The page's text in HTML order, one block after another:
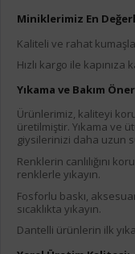
Miniklerimiz En
Kaliteli ve rahat
Hızlı kargo ile kapınıza
Yıkama ve Bakım
Ürünlerimiz, kaliteyi
üretilmiştir. Yıkama ve
giysilerinizi daha uzun
Renklerin canlılığını
renklerle yıkayın.
Fosforlu baskı,
sıcaklıkta yıkayın.
Dantelli ürünlerin ilk